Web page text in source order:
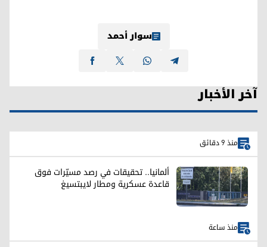
سوار أحمد
آخر الأخبار
منذ 9 دقائق
ألمانيا.. تحقيقات في رصد مسيّرات فوق
قاعدة عسكرية ومطار لايبتسيغ
منذ ساعة